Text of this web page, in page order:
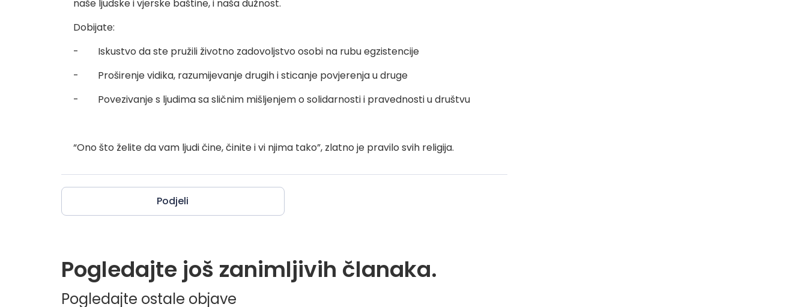
naše ljudske i vjerske baštine, i naša dužnost.
Dobijate:
- Iskustvo da ste pružili životno zadovoljstvo osobi na rubu egzistencije
- Proširenje vidika, razumijevanje drugih i sticanje povjerenja u druge
- Povezivanje s ljudima sa sličnim mišljenjem o solidarnosti i pravednosti u društvu
“Ono što želite da vam ljudi čine, činite i vi njima tako”, zlatno je pravilo svih religija.
Podjeli
Pogledajte još zanimljivih članaka.
Pogledajte ostale objave